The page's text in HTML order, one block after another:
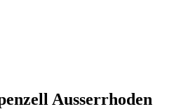
Ausserrhoden